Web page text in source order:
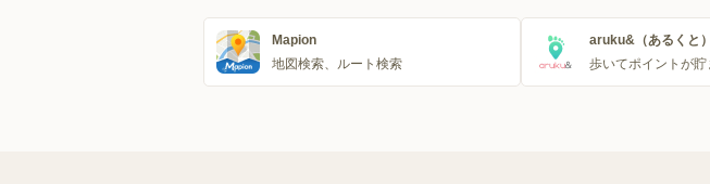
Mapion
地図検索、ルート検索
aruku&（あるくと）
歩いてポイントが貯